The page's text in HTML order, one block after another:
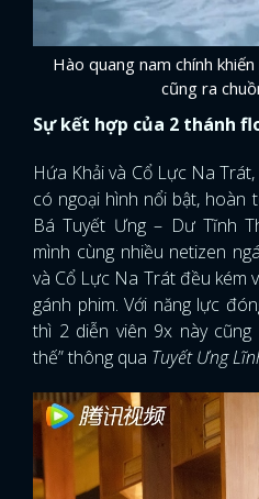
Hào quang nam chính
cũng ra
Sự kết hợp của 2 thánh
Hứa Khải và Cổ Lực Na
có ngoại hình nổi bật, hoàn
Bá Tuyết Ưng – Dư Tĩnh
mình cùng nhiều netizen
và Cổ Lực Na Trát đều kém
gánh phim. Với năng lực
thì 2 diễn viên 9x này cũng
thế” thông qua Tuyết Ưng